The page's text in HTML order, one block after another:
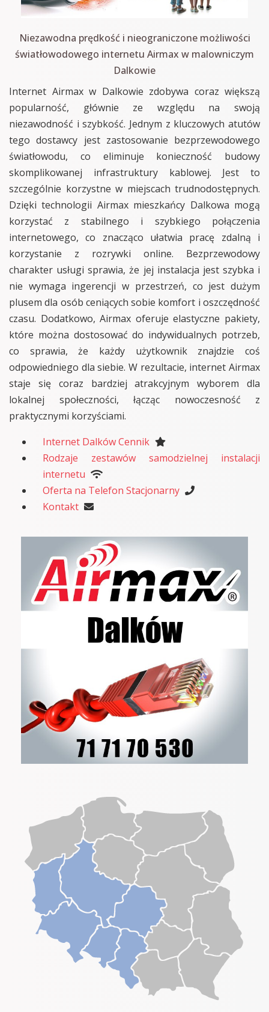
Niezawodna prędkość i nieograniczone możliwości
światłowodowego internetu Airmax w malowniczym
Dalkowie
Internet Airmax w Dalkowie zdobywa coraz większą
popularność, głównie ze względu na swoją
niezawodność i szybkość. Jednym z kluczowych atutów
tego dostawcy jest zastosowanie bezprzewodowego
światłowodu, co eliminuje konieczność budowy
skomplikowanej infrastruktury kablowej. Jest to
szczególnie korzystne w miejscach trudnodostępnych.
Dzięki technologii Airmax mieszkańcy Dalkowa mogą
korzystać z stabilnego i szybkiego połączenia
internetowego, co znacząco ułatwia pracę zdalną i
korzystanie z rozrywki online. Bezprzewodowy
charakter usługi sprawia, że jej instalacja jest szybka i
nie wymaga ingerencji w przestrzeń, co jest dużym
plusem dla osób ceniących sobie komfort i oszczędność
czasu. Dodatkowo, Airmax oferuje elastyczne pakiety,
które można dostosować do indywidualnych potrzeb,
co sprawia, że każdy użytkownik znajdzie coś
odpowiedniego dla siebie. W rezultacie, internet Airmax
staje się coraz bardziej atrakcyjnym wyborem dla
lokalnej społeczności, łącząc nowoczesność z
praktycznymi korzyściami.
Internet Dalków Cennik
Rodzaje zestawów samodzielnej instalacji
internetu
Oferta na Telefon Stacjonarny
Kontakt